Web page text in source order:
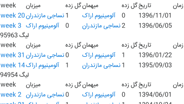
week
میزبان گل زدهمیهمان گل زدهتاریخ زمان
week 20نساجی مازندران1 آلومينيوم اراک 0
1396/11/01
week 3 آلومينيوم اراک 0 نساجی مازندران2
1396/06/05
لیگ 95963
week
میزبان گل زدهمیهمان گل زدهتاریخ زمان
week 31 نساجی مازندران0 آلومينيوم اراک 1
1396/01/22
week 14آلومينيوم اراک 1 نساجی مازندران1
1395/09/03
لیگ 94954
week
میزبان گل زدهمیهمان گل زدهتاریخ زمان
week 2 نساجی مازندران0 آلومينيوم اراک 0
1394/06/01